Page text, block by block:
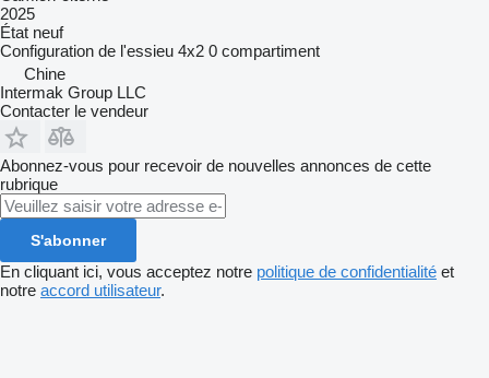
2025
État neuf
Configuration de l'essieu 4x2 0 compartiment
Chine
Intermak Group LLC
Contacter le vendeur
Abonnez-vous pour recevoir de nouvelles annonces de cette
rubrique
S'abonner
En cliquant ici, vous acceptez notre politique de confidentialité et
notre accord utilisateur.